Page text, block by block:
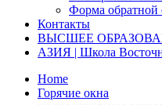
Форма обратной
Контакты
ВЫСШЕЕ
АЗИЯ | Школа
Home
Горячие окна